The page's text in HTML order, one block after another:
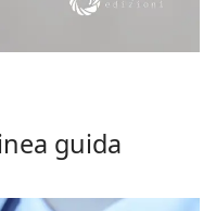
guida